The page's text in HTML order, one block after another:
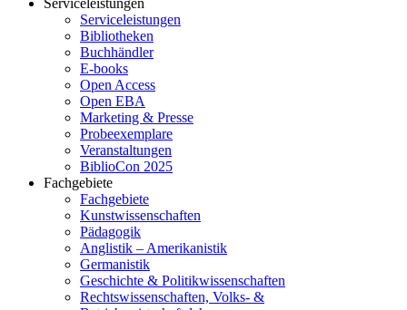
Serviceleistungen
Serviceleistungen
Bibliotheken
Buchhändler
E-books
Open Access
Open EBA
Marketing & Presse
Probeexemplare
Veranstaltungen
BiblioCon 2025
Fachgebiete
Fachgebiete
Kunstwissenschaften
Pädagogik
Anglistik – Amerikanistik
Germanistik
Geschichte & Politikwissenschaften
Rechtswissenschaften, Volks- &